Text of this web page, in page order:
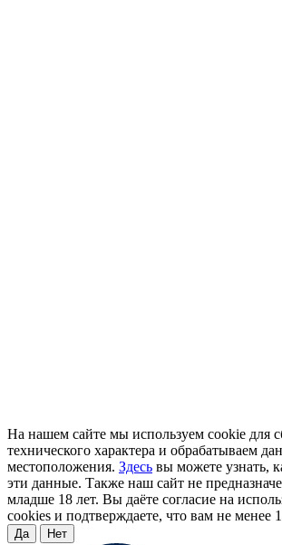
На нашем сайте мы используем cookie для
технического характера и обрабатываем
местоположения. Здесь вы можете узнать,
эти данные. Также наш сайт не
младше 18 лет. Вы даёте согласие на
cookies и подтверждаете, что вам не менее
Да Нет